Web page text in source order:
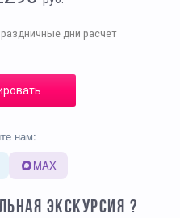
дни расчет
нам:
MAX
ЭКСКУРСИЯ ?